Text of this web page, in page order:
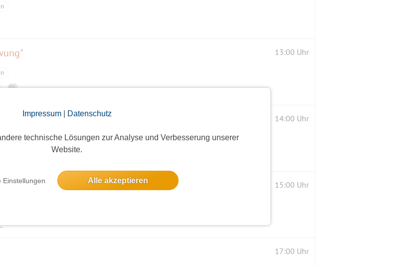
Impressum| Datenschutz
technische Lösungen zur Analyse und Verbesserung unserer
Website.
Einstellungen Alle akzeptieren
13:00 Uhr
14:00 Uhr
15:00 Uhr
17:00 Uhr